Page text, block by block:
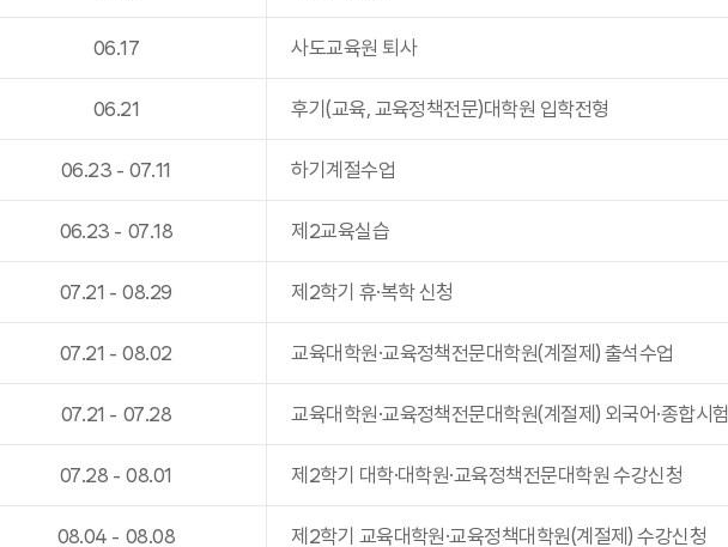
06.17 사도교육원 퇴사
06.21 후기(교육, 교육정책전문)대학원 입학전형
06.23 - 07.11 하기계절수업
06.23 - 07.18 제2교육실습
07.21 - 08.29 제2학기 휴·복학 신청
07.21 - 08.02 교육대학원·교육정책전문대학원(계절제) 출석수업
07.21 - 07.28 교육대학원·교육정책전문대학원(계절제) 외국어·종합시험
07.28 - 08.01 제2학기 대학·대학원·교육정책전문대학원 수강신청
08.04 - 08.08 제2학기 교육대학원·교육정책대학원(계절제) 수강신청